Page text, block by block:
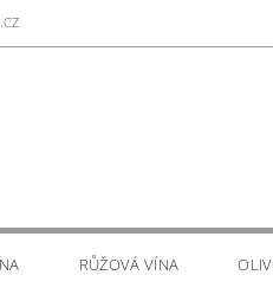
RŮŽOVÁ VÍNA